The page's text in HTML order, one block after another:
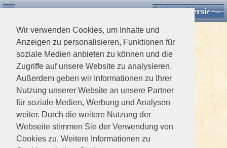
Wir verwenden Cookies, um Inhalte und
Anzeigen zu personalisieren, Funktionen für
soziale Medien anbieten zu können und die
Zugriffe auf unsere Website zu analysieren.
Außerdem geben wir Informationen zu Ihrer
Nutzung unserer Website an unsere Partner
für soziale Medien, Werbung und Analysen
weiter. Durch die weitere Nutzung der
Webseite stimmen Sie der Verwendung von
Cookies zu. Weitere Informationen zu
Desktop VersionEinloggen